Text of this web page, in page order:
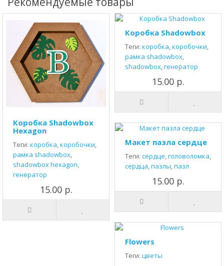
Коробка Shadowbox
Hexagon
Теги: коробка,коробочки,
рамка shadowbox,
shadowbox hexagon,
генератор
15.00 р.
Коробка Shadowbox
Теги: коробка,коробочки,
рамка shadowbox,
shadowbox,генератор
15.00 р.
Макет пазла сердце
Теги: сердце,головоломка,
сердца,пазлы,пазл
15.00 р.
Flowers
Теги: цветы